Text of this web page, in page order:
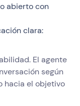
abierto con
clara:
El agente
según
hacia el objetivo